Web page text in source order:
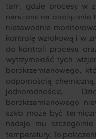
tam, gdzie procesy w
narażone na obciążenia
niezawodnie
kontrolę wzrokową i w
do kontroli procesu
wytrzymałość tych
borokrzemianowego,
odpornością
jednorodnością.
borokrzemianowego
szkło może być
nadaje mu
temperatury. To